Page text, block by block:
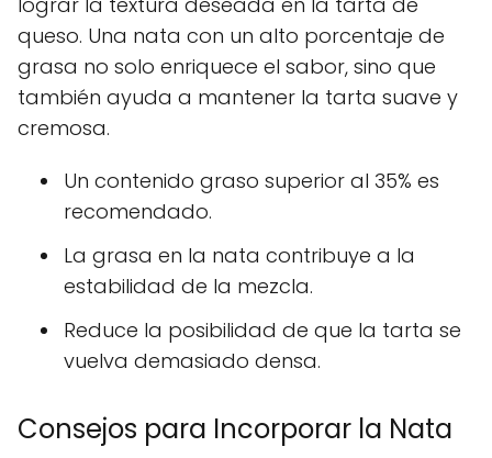
queso. Una nata con un alto porcentaje de
grasa no solo enriquece el sabor, sino que
también ayuda a mantener la tarta suave y
cremosa.
Un contenido graso superior al 35% es
recomendado.
La grasa en la nata contribuye a la
estabilidad de la mezcla.
Reduce la posibilidad de que la tarta se
vuelva demasiado densa.
Consejos para Incorporar la Nata